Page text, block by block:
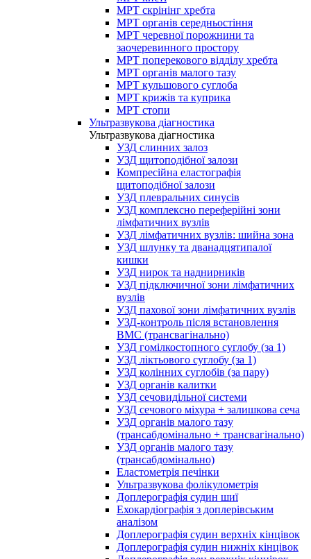
МРТ скрінінг хребта
МРТ органів середньостіння
МРТ черевної порожнини та
заочеревинного простору
МРТ поперекового відділу хребта
МРТ органів малого тазу
МРТ кульшового суглоба
МРТ крижів та куприка
МРТ стопи
Ультразвукова діагностика
Ультразвукова діагностика
УЗД слинних залоз
УЗД щитоподібної залози
Компресійна еластографія
щитоподібної залози
УЗД плевральних синусів
УЗД комплексно переферійні зони
лімфатичних вузлів
УЗД лімфатичних вузлів: шийна зона
УЗД шлунку та дванадцятипалої
кишки
УЗД нирок та наднирників
УЗД підключичної зони лімфатичних
вузлів
УЗД пахової зони лімфатичних вузлів
УЗД-контроль після встановлення
ВМС (трансвагінально)
УЗД гомілкостопного суглобу (за 1)
УЗД ліктьового суглобу (за 1)
УЗД колінних суглобів (за пару)
УЗД органів калитки
УЗД сечовидільної системи
УЗД сечового міхура + залишкова сеча
УЗД органів малого тазу
(трансабдомінально + трансвагінально)
УЗД органів малого тазу
(трансабдомінально)
Еластометрія печінки
Ультразвукова фолікулометрія
Доплерографія судин шиї
Ехокардіографія з доплерівським
аналізом
Доплерографія судин верхніх кінцівок
Доплерографія судин нижніх кінцівок